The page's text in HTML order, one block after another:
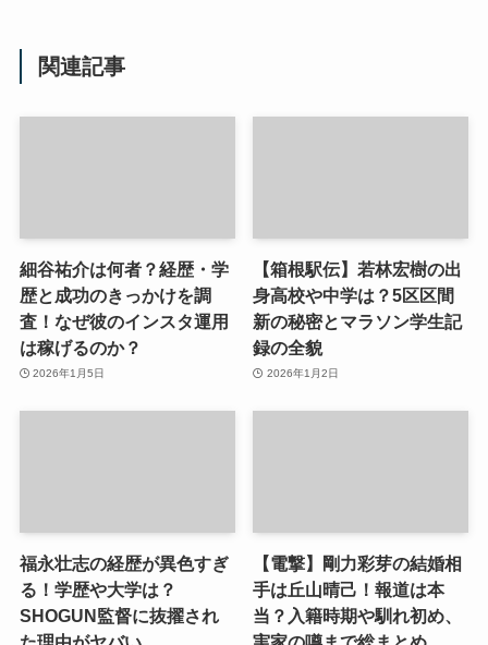
関連記事
細谷祐介は何者？経歴・学
歴と成功のきっかけを調
査！なぜ彼のインスタ運用
は稼げるのか？
2026年1月5日
【箱根駅伝】若林宏樹の出
身高校や中学は？5区区間
新の秘密とマラソン学生記
録の全貌
2026年1月2日
福永壮志の経歴が異色すぎ
る！学歴や大学は？
SHOGUN監督に抜擢され
【電撃】剛力彩芽の結婚相
手は丘山晴己！報道は本
当？入籍時期や馴れ初め、